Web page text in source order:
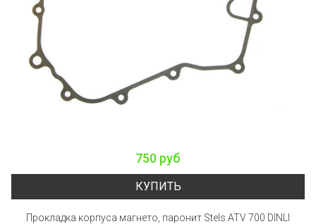
750 руб
КУПИТЬ
Прокладка корпуса магнето, паронит Stels ATV 700 DINLI